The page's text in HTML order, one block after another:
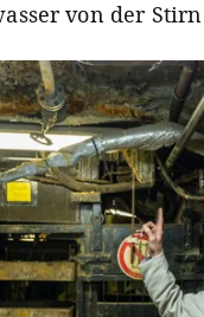
von der